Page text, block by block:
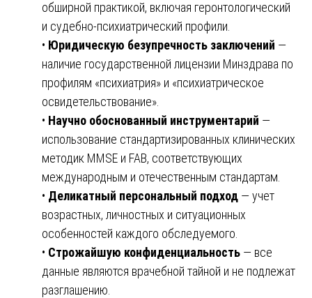
обширной практикой, включая геронтологический
и судебно-психиатрический профили.
• Юридическую безупречность заключений —
наличие государственной лицензии Минздрава по
профилям «психиатрия» и «психиатрическое
освидетельствование».
• Научно обоснованный инструментарий —
использование стандартизированных клинических
методик MMSE и FAB, соответствующих
международным и отечественным стандартам.
• Деликатный персональный подход — учет
возрастных, личностных и ситуационных
особенностей каждого обследуемого.
• Строжайшую конфиденциальность — все
данные являются врачебной тайной и не подлежат
разглашению.